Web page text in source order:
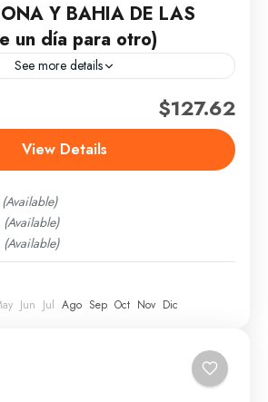
Y BAHIA DE LAS
un día para otro)
See more details
p/p Descripción Bahía de las
del mar Caribe está ubicada en
la playa más hermosa y...
$127.62
View Details
(Available)
(Available)
(Available)
Jun Jul Ago Sep Oct Nov Dic